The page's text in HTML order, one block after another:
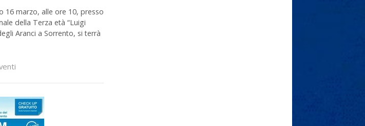
16 marzo, alle ore 10, presso
della Terza età “Luigi
Aranci a Sorrento, si terrà